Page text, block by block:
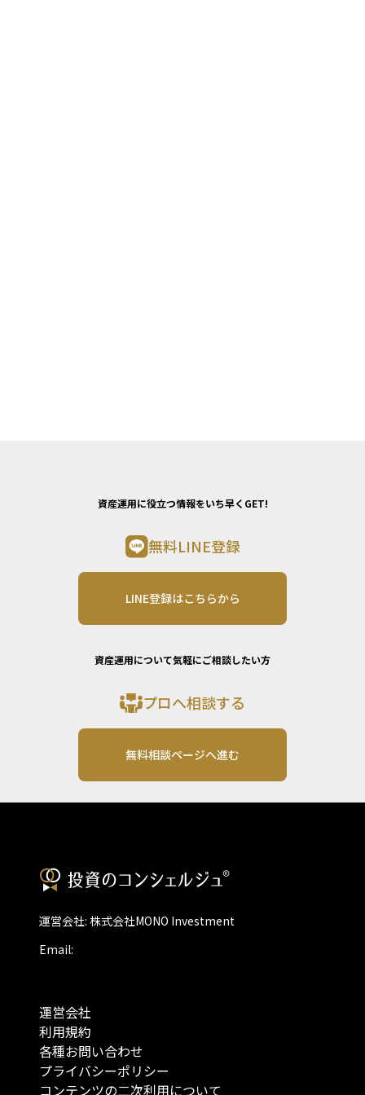
資産運用に役立つ情報をいち早くGET!
無料LINE登録
LINE登録はこちらから
資産運用について気軽にご相談したい方
プロへ相談する
無料相談ページへ進む
運営会社: 株式会社MONO Investment
Email:
運営会社
利用規約
各種お問い合わせ
プライバシーポリシー
コンテンツの二次利用について